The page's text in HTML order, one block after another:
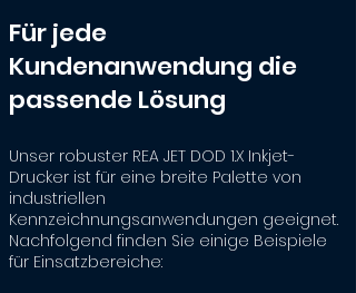
Für jede
Kundenanwendung die
passende Lösung
Unser robuster REA JET DOD 1.X Inkjet-
Drucker ist für eine breite Palette von
industriellen
Kennzeichnungsanwendungen geeignet.
Nachfolgend finden Sie einige Beispiele
für Einsatzbereiche: